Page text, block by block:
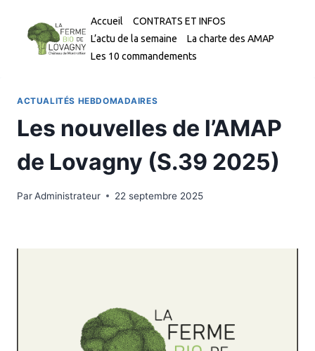
contenu
Accueil
CONTRATS ET INFOS
L’actu de la semaine
La charte des AMAP
Les 10 commandements
ACTUALITÉS HEBDOMADAIRES
Les nouvelles de l’AMAP
de Lovagny (S.39 2025)
ParAdministrateur 22 septembre 2025